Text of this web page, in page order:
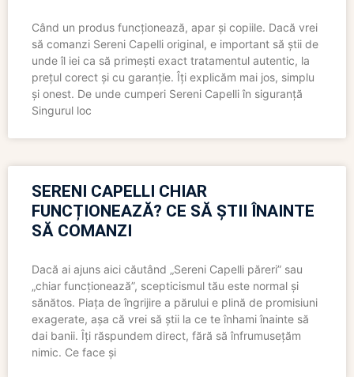
Când un produs funcționează, apar și copiile. Dacă vrei
să comanzi Sereni Capelli original, e important să știi de
unde îl iei ca să primești exact tratamentul autentic, la
prețul corect și cu garanție. Îți explicăm mai jos, simplu
și onest. De unde cumperi Sereni Capelli în siguranță
Singurul loc
SERENI CAPELLI CHIAR
FUNCȚIONEAZĂ? CE SĂ ȘTII ÎNAINTE
SĂ COMANZI
Dacă ai ajuns aici căutând „Sereni Capelli păreri” sau
„chiar funcționează”, scepticismul tău este normal și
sănătos. Piața de îngrijire a părului e plină de promisiuni
exagerate, așa că vrei să știi la ce te înhami înainte să
dai banii. Îți răspundem direct, fără să înfrumusețăm
nimic. Ce face și